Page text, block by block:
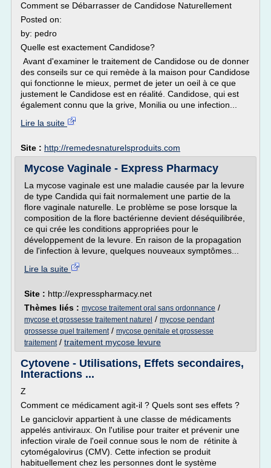
Comment se Débarrasser de Candidose Naturellement
Posted on:
by: pedro
Quelle est exactement Candidose?
Avant d'examiner le traitement de Candidose ou de donner
des conseils sur ce qui remède à la maison pour Candidose
qui fonctionne le mieux, permet de jeter un oeil à ce que
justement le Candidose est en réalité. Candidose, qui est
également connu que la grive, Monilia ou une infection...
Lire la suite
Site : http://remedesnaturelsproduits.com
Mycose Vaginale - Express Pharmacy
La mycose vaginale est une maladie causée par la levure
de type Candida qui fait normalement une partie de la
flore vaginale naturelle. Le problème se pose lorsque la
composition de la flore bactérienne devient déséquilibrée,
ce qui crée les conditions appropriées pour le
développement de la levure. En raison de la propagation
de l'infection à levure, quelques nouveaux symptômes...
Lire la suite
Site : http://expresspharmacy.net
Thèmes liés : mycose traitement oral sans ordonnance /
mycose et grossesse traitement naturel / mycose pendant
grossesse quel traitement/ mycose genitale et grossesse
traitement/ traitement mycose levure
Cytovene - Utilisations, Effets secondaires,
Interactions ...
Z
Comment ce médicament agit-il ? Quels sont ses effets ?
Le ganciclovir appartient à une classe de médicaments
appelés antiviraux. On l'utilise pour traiter et prévenir une
infection virale de l'oeil connue sous le nom de rétinite à
cytomégalovirus (CMV). Cette infection se produit
habituellement chez les personnes dont le système